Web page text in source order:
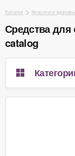
Каталог Красота и
Средства для
catalog